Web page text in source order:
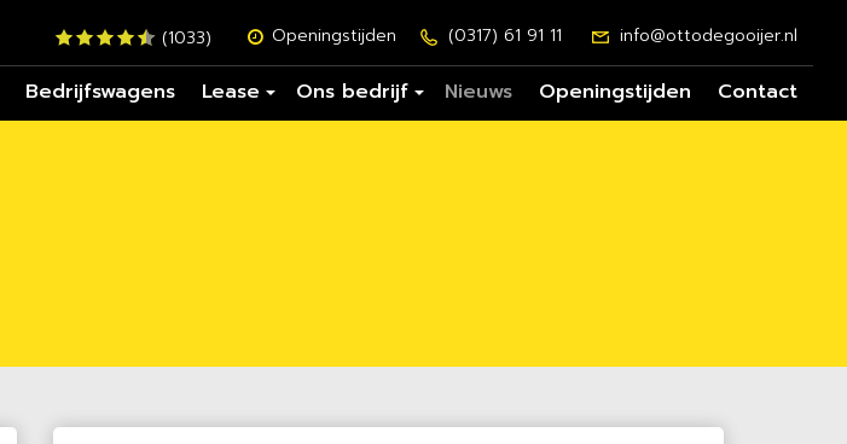
(1033) Openingstijden (0317) 61 91 11 info@ottodegooijer.nl
Bedrijfswagens Lease Ons bedrijf Nieuws Openingstijden Contact